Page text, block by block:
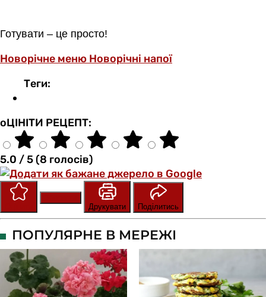
Готувати – це просто!
Новорічне меню Новорічні напої
Теги:
оЦІНІТИ РЕЦЕПТ:
5.0 / 5 (8 голосів)
Друкувати
Поділитись